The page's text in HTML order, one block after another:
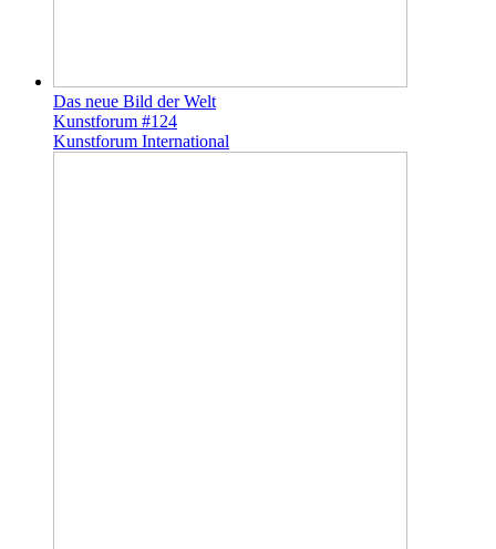
Das neue Bild der Welt
Kunstforum #124
Kunstforum International